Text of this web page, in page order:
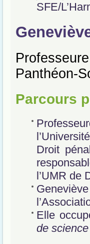
SFE/
Panthéon-
Parcours
Droit
l’UMR de
Elle
de